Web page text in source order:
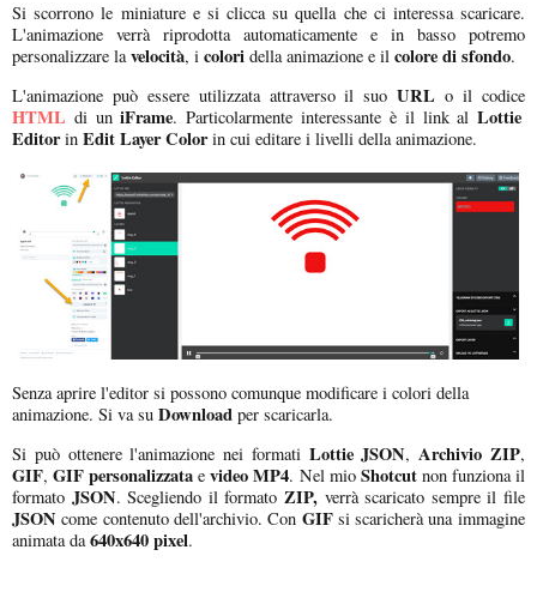
Si scorrono le miniature e si clicca su quella che ci interessa scaricare.
L'animazione verrà riprodotta automaticamente e in basso potremo
personalizzare lavelocità, i colori della animazione e il colore di sfondo.
L'animazione può essere utilizzata attraverso il suoURL o il codice
HTML di uniFrame. Particolarmente interessante è il link al Lottie
Editorin Edit Layer Colorin cui editare i livelli della animazione.
Senza aprire l'editor si possono comunque modificare i colori della
animazione. Si va su Download per scaricarla.
Si può ottenere l'animazione nei formatiLottie JSON,Archivio ZIP,
GIF,GIF personalizzata evideo MP4. Nel mio Shotcutnon funziona il
formato JSON. Scegliendo il formato ZIP, verrà scaricato sempre il file
JSON come contenuto dell'archivio. Con GIFsi scaricherà una immagine
animata da640x640 pixel.